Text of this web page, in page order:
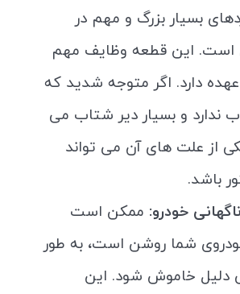
بسیار بزرگ و مهم در
است. این قطعه وظایف مهم
عهده دارد. اگر متوجه شدید که
ندارد و بسیار دیر شتاب می
از علت های آن می تواند
باشد.
خودرو: ممکن است
شما روشن است، به طور
دلیل خاموش شود. این